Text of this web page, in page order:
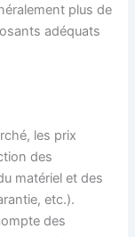
plus de
adéquats
les prix
des
matériel et des
etc.).
des